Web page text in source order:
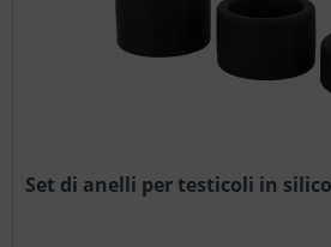
Set di anelli per testicoli in